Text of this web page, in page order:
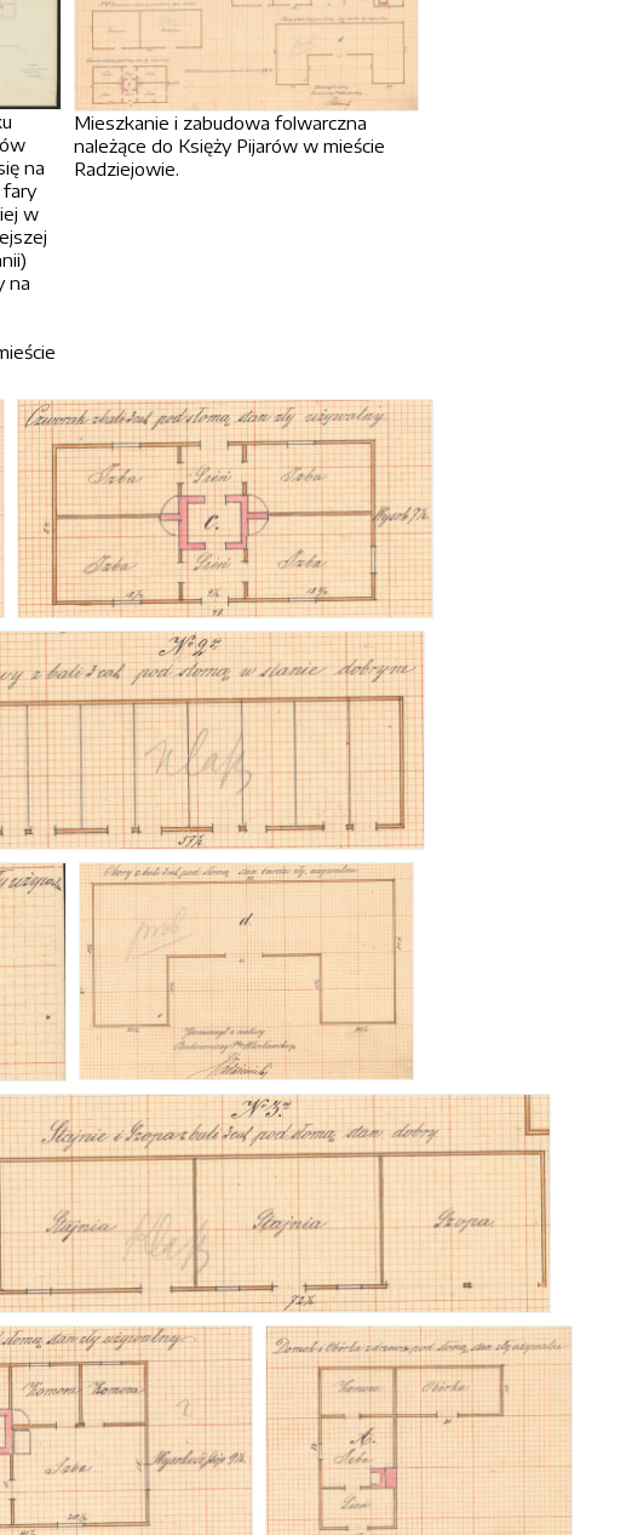
na
fary
w
na
Mieszkanie i zabudowa folwarczna
należące do Księży Pijarów w mieście
Radziejowie.